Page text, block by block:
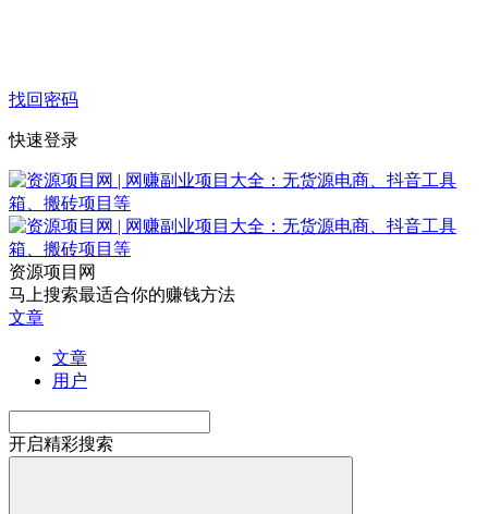
找回密码
快速登录
资源项目网
马上搜索最适合你的赚钱方法
文章
文章
用户
开启精彩搜索